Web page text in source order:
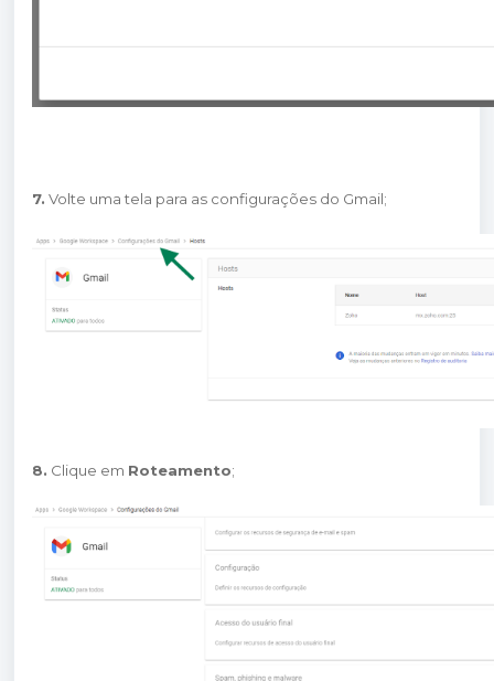
7. Volte uma tela para as configurações do Gmail;
8. Clique em Roteamento;